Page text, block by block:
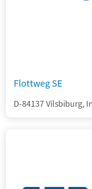
Flottweg SE
D-84137 Vilsbiburg,